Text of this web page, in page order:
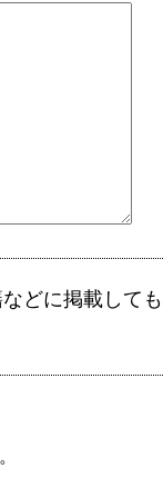
どに掲載して